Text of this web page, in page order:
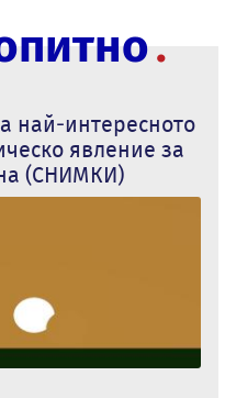
най-интересното
явление за
(СНИМКИ)